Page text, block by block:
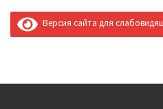
Версия сайта для